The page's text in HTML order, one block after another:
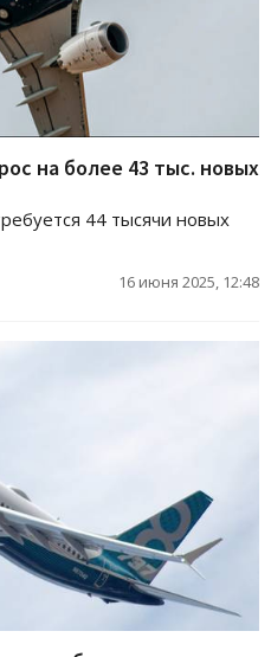
на более 43 тыс. новых
44 тысячи новых
16 июня 2025, 12:48